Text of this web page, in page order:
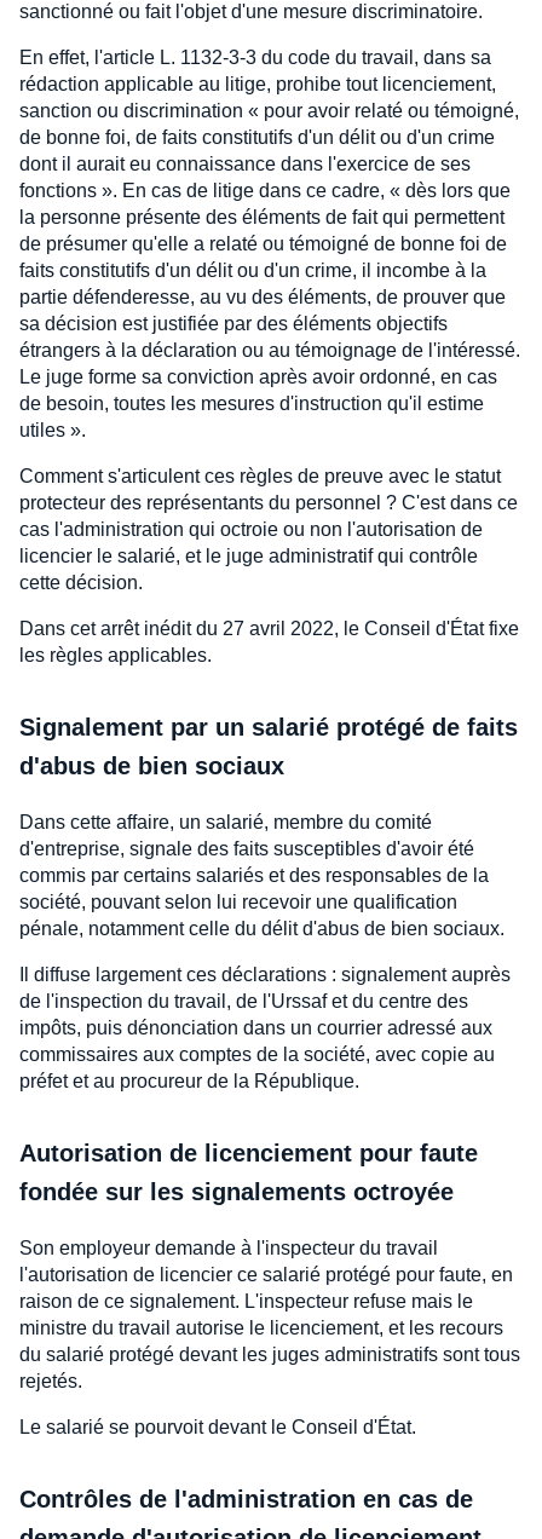
sanctionné ou fait l'objet d'une mesure discriminatoire.
En effet, l'article L. 1132-3-3 du code du travail, dans sa
rédaction applicable au litige, prohibe tout licenciement,
sanction ou discrimination « pour avoir relaté ou témoigné,
de bonne foi, de faits constitutifs d'un délit ou d'un crime
dont il aurait eu connaissance dans l'exercice de ses
fonctions ». En cas de litige dans ce cadre, « dès lors que
la personne présente des éléments de fait qui permettent
de présumer qu'elle a relaté ou témoigné de bonne foi de
faits constitutifs d'un délit ou d'un crime, il incombe à la
partie défenderesse, au vu des éléments, de prouver que
sa décision est justifiée par des éléments objectifs
étrangers à la déclaration ou au témoignage de l'intéressé.
Le juge forme sa conviction après avoir ordonné, en cas
de besoin, toutes les mesures d'instruction qu'il estime
utiles ».
Comment s'articulent ces règles de preuve avec le statut
protecteur des représentants du personnel ? C'est dans ce
cas l'administration qui octroie ou non l'autorisation de
licencier le salarié, et le juge administratif qui contrôle
cette décision.
Dans cet arrêt inédit du 27 avril 2022, le Conseil d'État fixe
les règles applicables.
Signalement par un salarié protégé de faits
d'abus de bien sociaux
Dans cette affaire, un salarié, membre du comité
d'entreprise, signale des faits susceptibles d'avoir été
commis par certains salariés et des responsables de la
société, pouvant selon lui recevoir une qualification
pénale, notamment celle du délit d'abus de bien sociaux.
Il diffuse largement ces déclarations : signalement auprès
de l'inspection du travail, de l'Urssaf et du centre des
impôts, puis dénonciation dans un courrier adressé aux
commissaires aux comptes de la société, avec copie au
préfet et au procureur de la République.
Autorisation de licenciement pour faute
fondée sur les signalements octroyée
Son employeur demande à l'inspecteur du travail
l'autorisation de licencier ce salarié protégé pour faute, en
raison de ce signalement. L'inspecteur refuse mais le
ministre du travail autorise le licenciement, et les recours
du salarié protégé devant les juges administratifs sont tous
rejetés.
Le salarié se pourvoit devant le Conseil d'État.
Contrôles de l'administration en cas de